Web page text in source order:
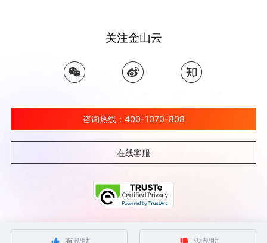
有帮助 没帮助
关注金山云
咨询热线：400-1070-808
在线客服
©北京金山云网络技术有限公司 2026 Ksyun All Rights Reserved Kingsoft Corp.